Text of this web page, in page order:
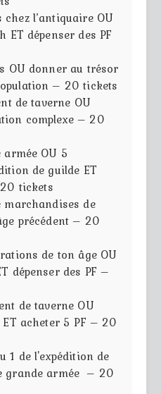
l’antiquaire OU
dépenser des PF
OU donner au trésor
– 20 tickets
de taverne OU
complexe – 20
OU 5
de guilde ET
tickets
de
précédent – 20
de ton âge OU
dépenser des PF –
de taverne OU
acheter 5 PF – 20
1 de l'expédition de
grande armée – 20